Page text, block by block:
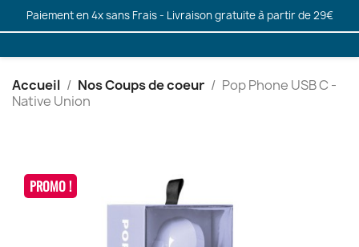
Paiement en 4x sans Frais - Livraison gratuite à partir de 29€
Accueil Nos Coups de coeur
Pop Phone USB C -
Native Union
PROMO !